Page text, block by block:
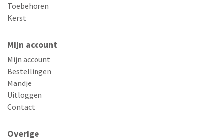
Toebehoren
Kerst
Mijn account
Mijn account
Bestellingen
Mandje
Uitloggen
Contact
Overige